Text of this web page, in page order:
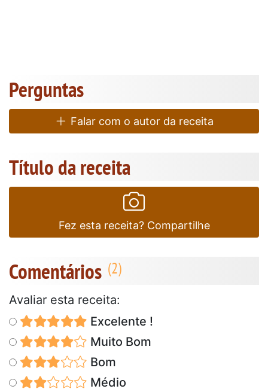
Perguntas
Falar com o autor da receita
Título da receita
Fez esta receita? Compartilhe
Comentários
Avaliar esta receita:
Excelente !
Muito Bom
Bom
Médio